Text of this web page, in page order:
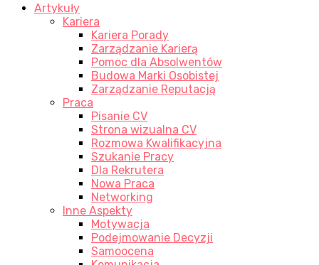
Artykuły
Kariera
Kariera Porady
Zarządzanie Karierą
Pomoc dla Absolwentów
Budowa Marki Osobistej
Zarządzanie Reputacją
Praca
Pisanie CV
Strona wizualna CV
Rozmowa Kwalifikacyjna
Szukanie Pracy
Dla Rekrutera
Nowa Praca
Networking
Inne Aspekty
Motywacja
Podejmowanie Decyzji
Samoocena